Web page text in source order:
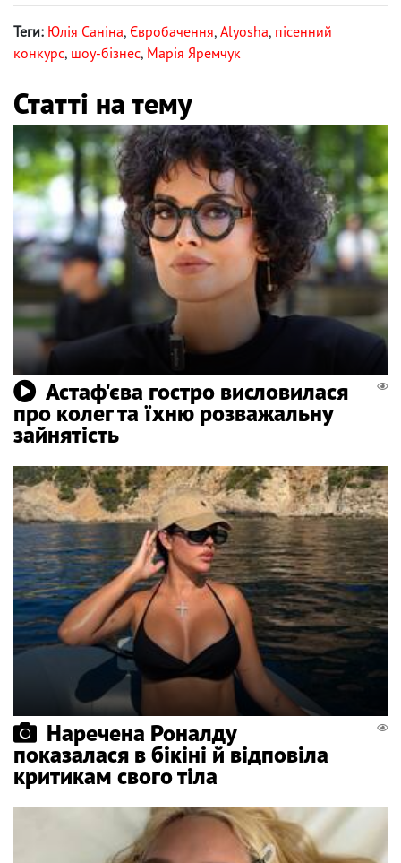
Теги: Юлія Саніна, Євробачення, Alyosha, пісенний
конкурс, шоу-бізнес, Марія Яремчук
Статті на тему
Астаф'єва гостро висловилася
про колег та їхню розважальну
зайнятість
Наречена Роналду
показалася в бікіні й відповіла
критикам свого тіла